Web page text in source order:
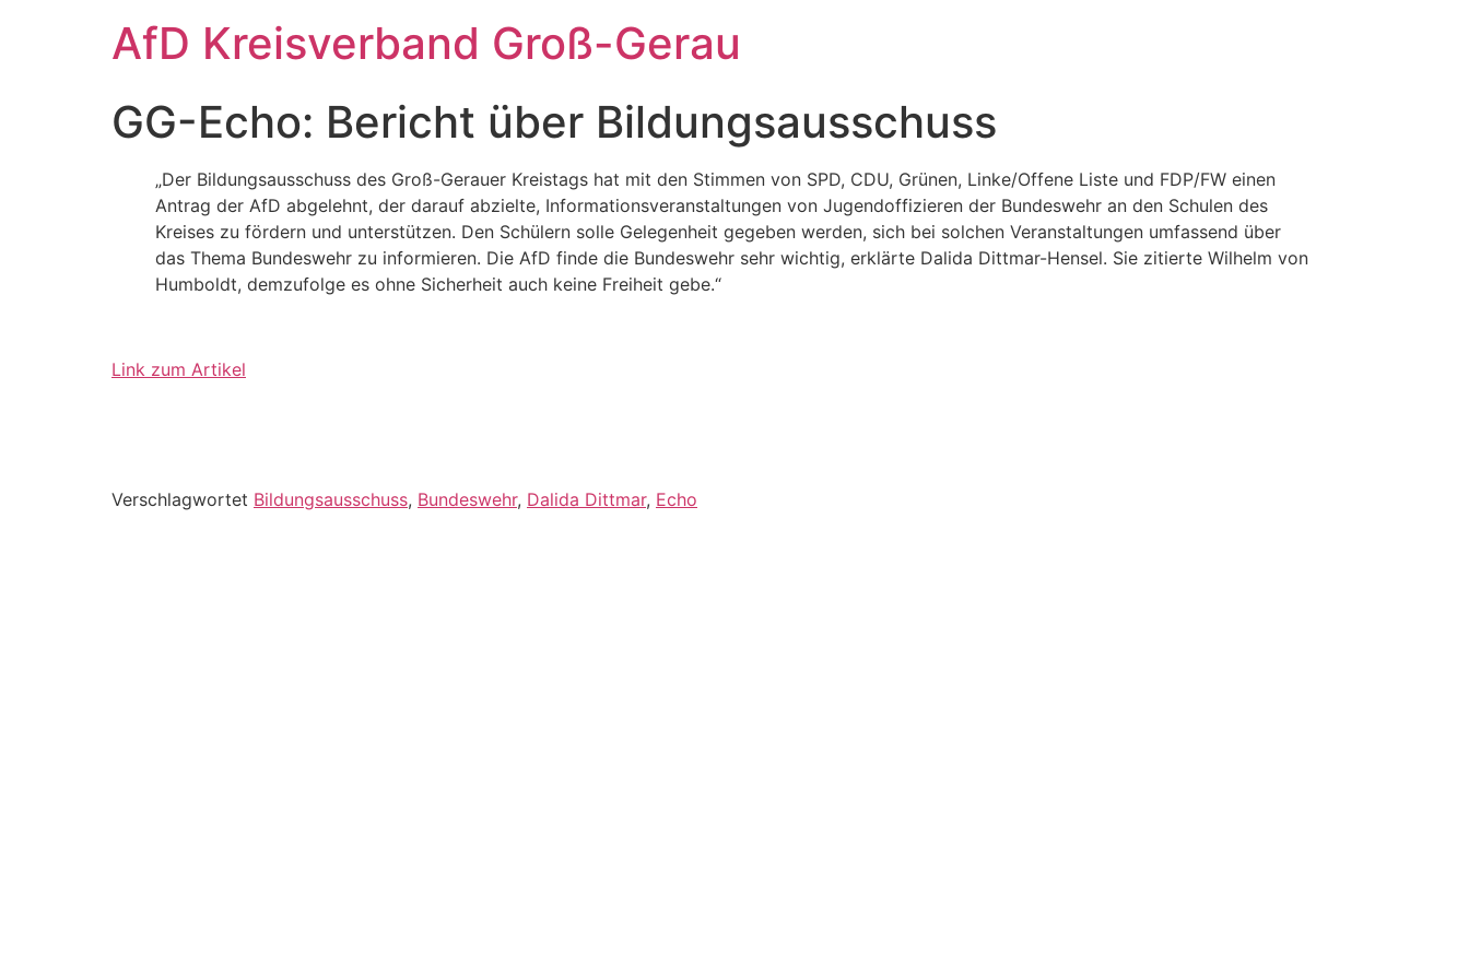
AfD Kreisverband Groß-Gerau
GG-Echo: Bericht über Bildungsausschuss
„Der Bildungsausschuss des Groß-Gerauer Kreistags hat mit den Stimmen von SPD, CDU, Grünen, Linke/Offene Liste und FDP/FW einen
Antrag der AfD abgelehnt, der darauf abzielte, Informationsveranstaltungen von Jugendoffizieren der Bundeswehr an den Schulen des
Kreises zu fördern und unterstützen. Den Schülern solle Gelegenheit gegeben werden, sich bei solchen Veranstaltungen umfassend über
das Thema Bundeswehr zu informieren. Die AfD finde die Bundeswehr sehr wichtig, erklärte Dalida Dittmar-Hensel. Sie zitierte Wilhelm von
Humboldt, demzufolge es ohne Sicherheit auch keine Freiheit gebe.“
Link zum Artikel
Verschlagwortet Bildungsausschuss, Bundeswehr, Dalida Dittmar, Echo